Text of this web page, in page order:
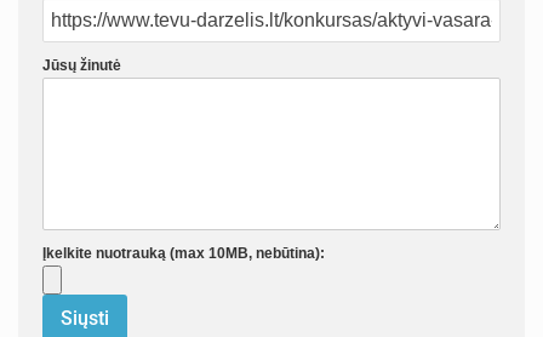
Jūsų žinutė
Įkelkite nuotrauką (max 10MB, nebūtina):